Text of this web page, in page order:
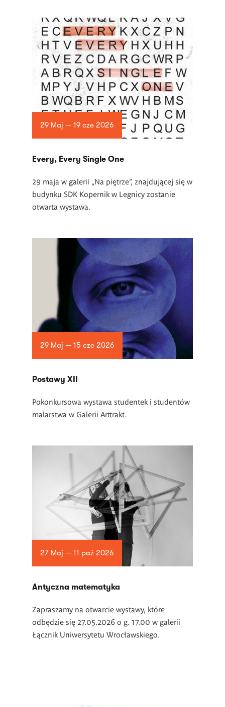
29 Maj — 19 cze 2026
Every, Every Single One
29 maja w galerii „Na piętrze”, znajdującej się w
budynku SDK Kopernik w Legnicy zostanie
otwarta wystawa.
29 Maj — 15 cze 2026
Postawy XII
Pokonkursowa wystawa studentek i studentów
malarstwa w Galerii Arttrakt.
27 Maj — 11 paź 2026
Antyczna matematyka
Zapraszamy na otwarcie wystawy, które
odbędzie się 27.05.2026 o g. 17.00 w galerii
Łącznik Uniwersytetu Wrocławskiego.